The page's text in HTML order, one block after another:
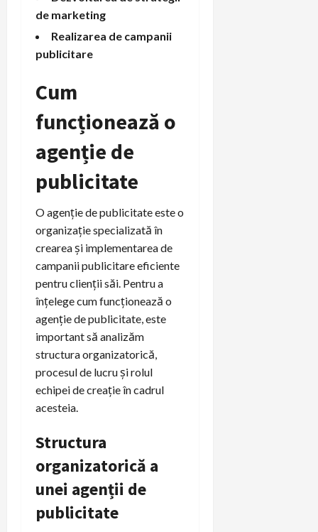
de marketing
Realizarea de campanii
publicitare
Cum
funcționează o
agenție de
publicitate
O agenție de publicitate este o
organizație specializată în
crearea și implementarea de
campanii publicitare eficiente
pentru clienții săi. Pentru a
înțelege cum funcționează o
agenție de publicitate, este
important să analizăm
structura organizatorică,
procesul de lucru și rolul
echipei de creație în cadrul
acesteia.
Structura
organizatorică a
unei agenții de
publicitate